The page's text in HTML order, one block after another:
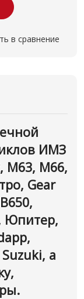
в сравнение
ИМЗ
М63, М66,
Gear
Юпитер,
а